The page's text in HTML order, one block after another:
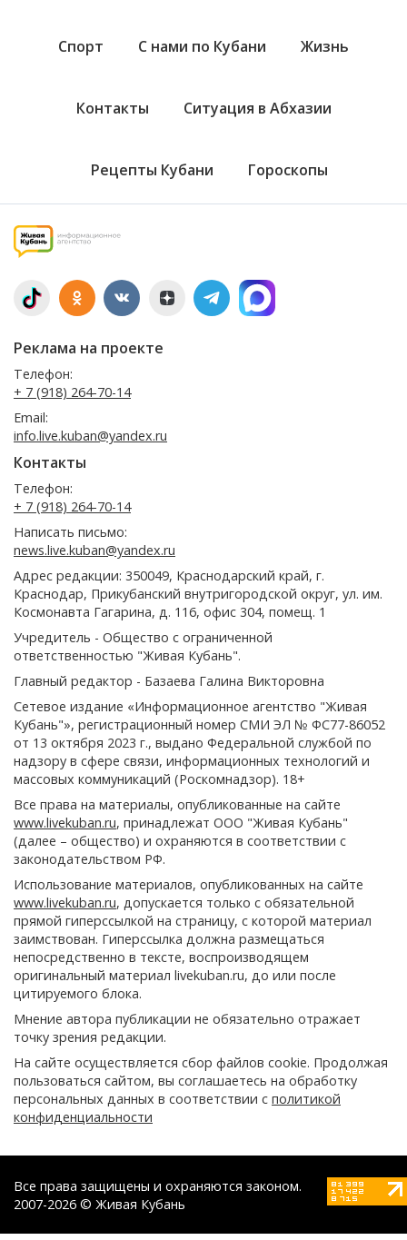
Спорт С нами по Кубани Жизнь
Контакты Ситуация в Абхазии
Рецепты Кубани Гороскопы
Реклама на проекте
Телефон:
+ 7 (918) 264-70-14
Email:
info.live.kuban@yandex.ru
Контакты
Телефон:
+ 7 (918) 264-70-14
Написать письмо:
news.live.kuban@yandex.ru
Адрес редакции: 350049, Краснодарский край, г.
Краснодар, Прикубанский внутригородской округ, ул. им.
Космонавта Гагарина, д. 116, офис 304, помещ. 1
Учредитель - Общество с ограниченной
ответственностью "Живая Кубань".
Главный редактор - Базаева Галина Викторовна
Сетевое издание «Информационное агентство "Живая
Кубань"», регистрационный номер СМИ ЭЛ № ФС77-86052
от 13 октября 2023 г., выдано Федеральной службой по
надзору в сфере связи, информационных технологий и
массовых коммуникаций (Роскомнадзор). 18+
Все права на материалы, опубликованные на сайте
www.livekuban.ru, принадлежат ООО "Живая Кубань"
(далее – общество) и охраняются в соответствии с
законодательством РФ.
Использование материалов, опубликованных на сайте
www.livekuban.ru, допускается только с обязательной
прямой гиперссылкой на страницу, с которой материал
заимствован. Гиперссылка должна размещаться
непосредственно в тексте, воспроизводящем
оригинальный материал livekuban.ru, до или после
цитируемого блока.
Мнение автора публикации не обязательно отражает
точку зрения редакции.
На сайте осуществляется сбор файлов cookie. Продолжая
пользоваться сайтом, вы соглашаетесь на обработку
персональных данных в соответствии с политикой
конфиденциальности
Все права защищены и охраняются законом.
2007-2026 © Живая Кубань